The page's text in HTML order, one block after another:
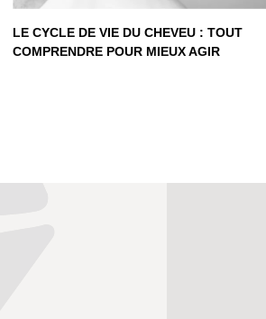
LE CYCLE DE VIE DU CHEVEU : TOUT
COMPRENDRE POUR MIEUX AGIR